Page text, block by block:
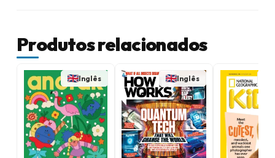
Produtos relacionados
Inglês Inglês